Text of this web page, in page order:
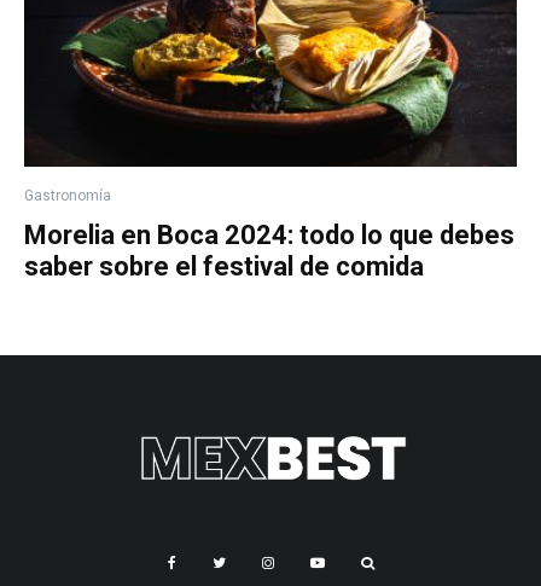
Gastronomía
Morelia en Boca 2024: todo lo que debes
saber sobre el festival de comida